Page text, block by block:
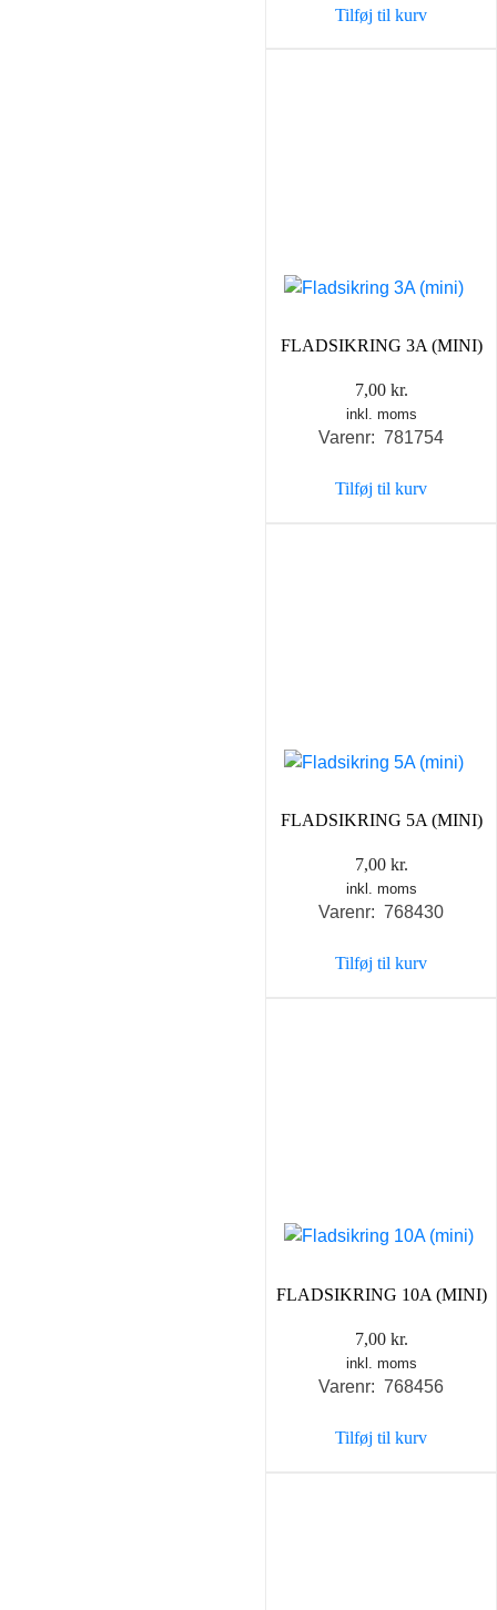
Tilføj til kurv
FLADSIKRING 3A (MINI)
7,00 kr.
inkl. moms
Varenr: 781754
Tilføj til kurv
FLADSIKRING 5A (MINI)
7,00 kr.
inkl. moms
Varenr: 768430
Tilføj til kurv
FLADSIKRING 10A (MINI)
7,00 kr.
inkl. moms
Varenr: 768456
Tilføj til kurv